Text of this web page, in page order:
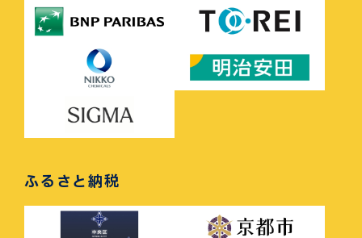
ふるさと納税